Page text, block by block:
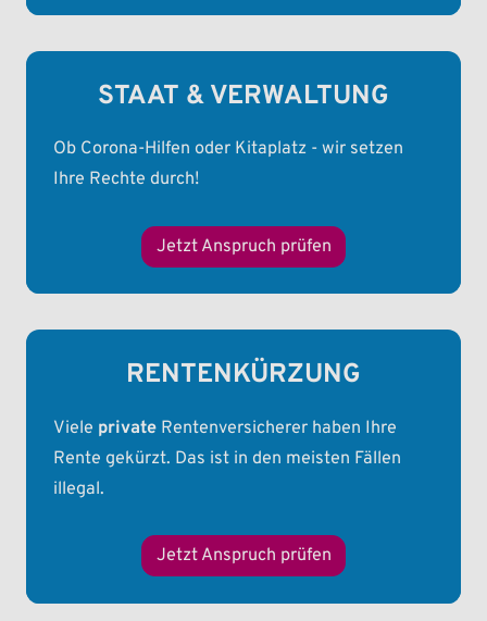
STAAT & VERWALTUNG
Ob Corona-Hilfen oder Kitaplatz - wir setzen
Ihre Rechte durch!
Jetzt Anspruch prüfen
RENTENKÜRZUNG
Viele private Rentenversicherer haben Ihre
Rente gekürzt. Das ist in den meisten Fällen
illegal.
Jetzt Anspruch prüfen